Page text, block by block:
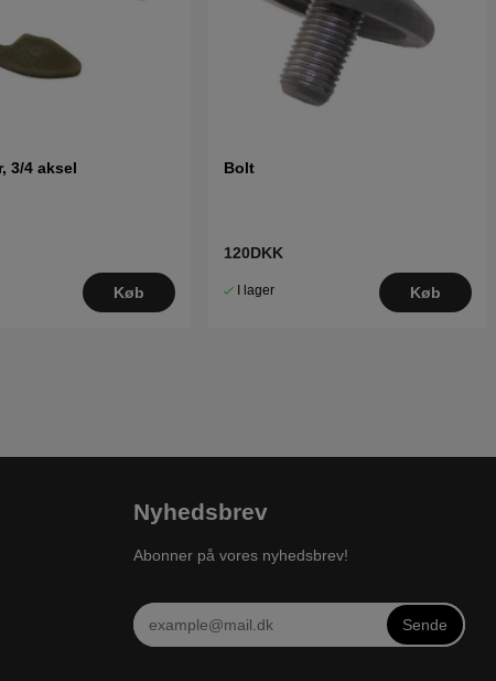
3/4 aksel
Køb
Bolt
120DKK
I lager Køb
Nyhedsbrev
Abonner på vores nyhedsbrev!
Sende